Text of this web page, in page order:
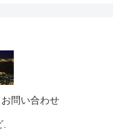
お問い合わせ